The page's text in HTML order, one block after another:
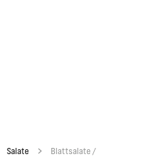
Salate
Blattsalate /